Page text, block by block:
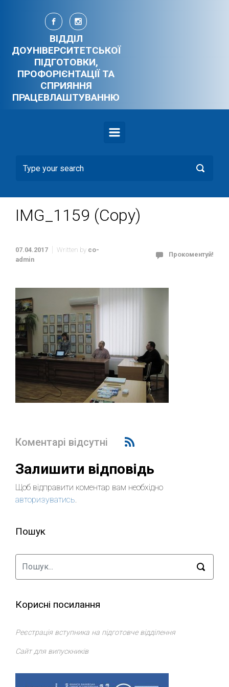
Skip to main content
ВІДДІЛ
ДОУНІВЕРСИТЕТСЬКОЇ
ПІДГОТОВКИ,
ПРОФОРІЄНТАЦІЇ ТА
СПРИЯННЯ
ПРАЦЕВЛАШТУВАННЮ
IMG_1159 (Copy)
07.04.2017 Written by co-
admin
Прокоментуй!
Коментарі відсутні
Залишити відповідь
Щоб відправити коментар вам необхідно
авторизуватись.
Пошук
Корисні посилання
Реєстрація вступника на підготовче відділення
Сайт для випускників